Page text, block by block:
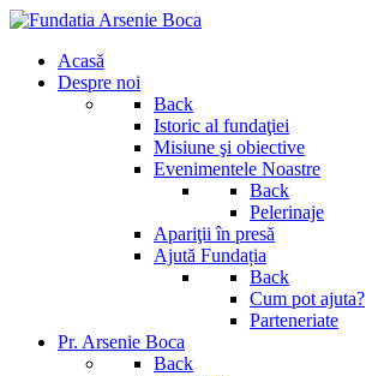
Acasă
Despre noi
Back
Istoric al fundaţiei
Misiune şi obiective
Evenimentele Noastre
Back
Pelerinaje
Apariţii în presă
Ajută Fundația
Back
Cum pot ajuta?
Parteneriate
Pr. Arsenie Boca
Back